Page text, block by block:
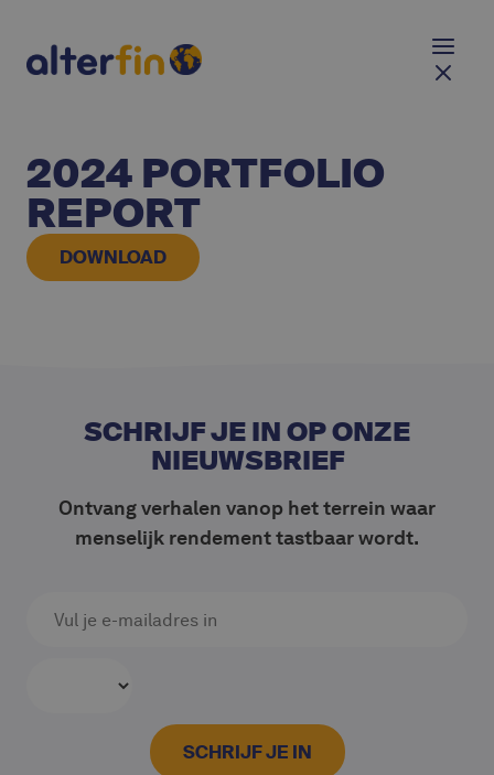
2024 PORTFOLIO
REPORT
DOWNLOAD
SCHRIJF JE IN OP ONZE
NIEUWSBRIEF
Ontvang verhalen vanop het terrein waar
menselijk rendement tastbaar wordt.